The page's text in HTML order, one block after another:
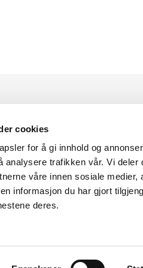
cookies
for å gi innhold og
analysere trafikken vår. Vi
våre innen sosiale
informasjon du har gjort
deres.
2025 ©